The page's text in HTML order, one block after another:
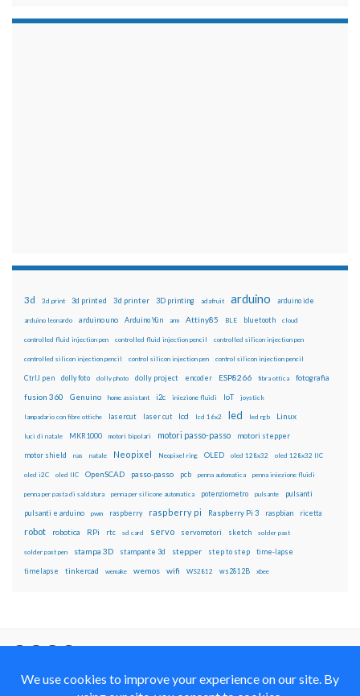
3d 3d print 3d printed 3d printer 3D printing adafruit arduino arduino ide
arduino leonardo arduino uno Arduino Yún arm Attiny85 BLE bluetooth cloud
controlled fluid injection pen controlled fluid injection pencil controlled silicon injection pen
controlled silicon injection pencil control silicon injection pen control silicon injection pencil
CtrlJ pen dolly foto dolly photo dolly project encoder ESP8266 fibra ottica fotografia
fusion 360 Genuino home assistant i2c iniezione fluidi IoT joystick
lampadario con fibre ottiche lasercut laser cut lcd lcd 16x2 led led rgb Linux
luci di natale MKR1000 motori bipolari motori passo-passo motori stepper
motor shield nas natale Neopixel Neopixel ring OLED oled 128x32 oled 128x32 IIC
oled i2C oled IIC OpenSCAD passo-passo pcb penna automatica penna iniezione fluidi
penna per pasta di saldatura penna per silicone automatica potenziometro pulsante pulsanti
pulsanti e arduino pwm raspberry raspberry pi Raspberry Pi 3 raspbian ricetta
robot robotica RPi rtc sd card servo servomotori sketch solder past
solder past pen stampa 3D stampante 3d stepper step to step time-lapse
timelapse tinkercad wemake wemos wifi WS2812 ws2812B xbee
Alike 4.0 International